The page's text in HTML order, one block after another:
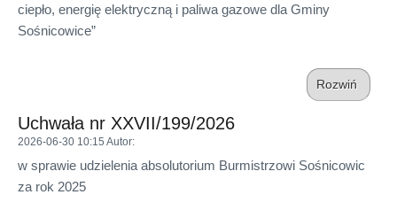
ciepło, energię elektryczną i paliwa gazowe dla Gminy
Sośnicowice”
Rozwiń
Uchwała nr XXVII/199/2026
2026-06-30 10:15 Autor:
w sprawie udzielenia absolutorium Burmistrzowi Sośnicowic
za rok 2025